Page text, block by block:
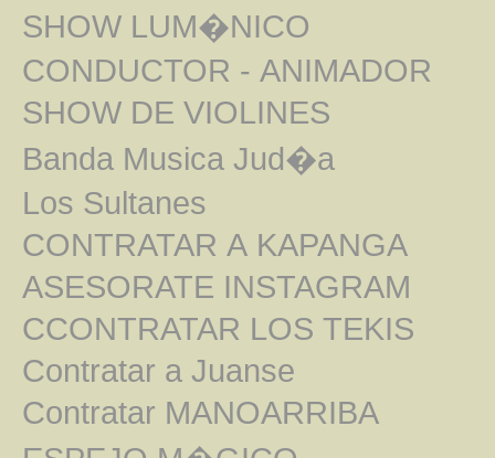
SHOW LUM�NICO
CONDUCTOR - ANIMADOR
SHOW DE VIOLINES
Banda Musica Jud�a
Los Sultanes
CONTRATAR A KAPANGA
ASESORATE INSTAGRAM
CCONTRATAR LOS TEKIS
Contratar a Juanse
Contratar MANOARRIBA